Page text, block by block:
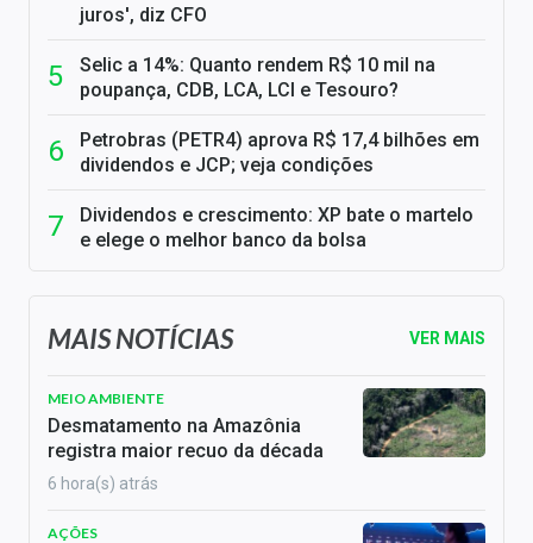
juros', diz CFO
Selic a 14%: Quanto rendem R$ 10 mil na
poupança, CDB, LCA, LCI e Tesouro?
Petrobras (PETR4) aprova R$ 17,4 bilhões em
dividendos e JCP; veja condições
Dividendos e crescimento: XP bate o martelo
e elege o melhor banco da bolsa
MAIS NOTÍCIAS VER MAIS
MEIO AMBIENTE
Desmatamento na Amazônia
registra maior recuo da década
6 hora(s) atrás
AÇÕES